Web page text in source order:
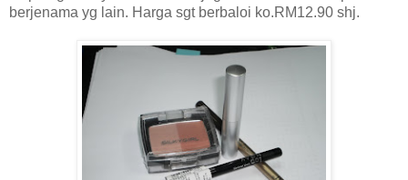
berjenama yg lain. Harga sgt berbaloi ko.RM12.90 shj.